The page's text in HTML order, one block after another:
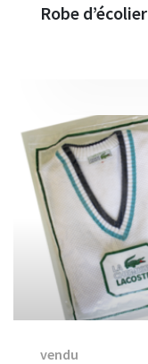
Robe d’écolier
vendu